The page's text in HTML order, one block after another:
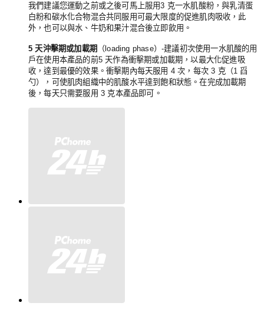
我們建議您運動之前或之後可馬上服用3 克一水肌酸粉，與乳清蛋
白粉和碳水化合物混合共同服用可最大限度的促進肌肉吸收，此
外，也可以與水、牛奶和果汁混合後立即飲用。
5天沖擊期或加載期 （loading phase）-建議初次使用一水肌酸的用
戶在使用本產品的前5 天作為衝擊期或加載期，以最大化促進吸
收，達到最優的效果。衝擊期內每天服用 4 次，每次 3 克（1 舀
勺），可使肌肉組織中的肌酸水平達到飽和狀態。在完成加載期
後，每天只需要服用 3 克本產品即可。